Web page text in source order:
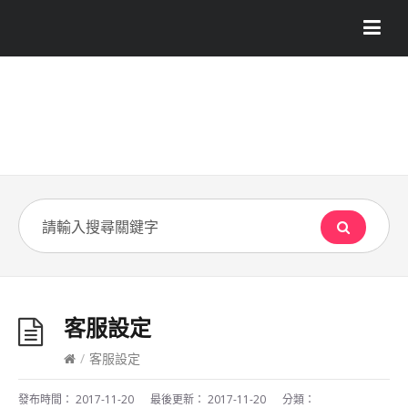
客服設定
/ 客服設定
發布時間： 2017-11-20 最後更新： 2017-11-20 分類：